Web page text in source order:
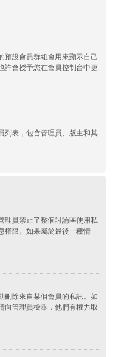
預設會員群組會用來顯示自己
許會授予您在會員控制台中更
列表，包含管理員、版主和其
理員禁止了整個討論區使用私
權限。如果屬於最後一種情
刪除來自某個會員的私訊。如
向管理員檢舉，他們有權力取